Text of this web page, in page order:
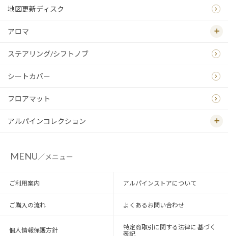
地図更新ディスク
アロマ
ステアリング/シフトノブ
シートカバー
フロアマット
アルパインコレクション
MENU／メニュー
ご利用案内 アルパインストアについて
ご購入の流れ よくあるお問い合わせ
個人情報保護方針
特定商取引に関する法律に 基づく
表記